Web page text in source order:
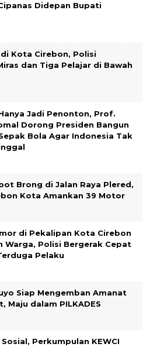
Didepan Bupati
di Kota Cirebon, Polisi
dan Tiga Pelajar di Bawah
Jadi Penonton, Prof.
Dorong Presiden Bangun
Bola Agar Indonesia Tak
Brong di Jalan Raya Plered,
Kota Amankan 39 Motor
di Pekalipan Kota Cirebon
Warga, Polisi Bergerak Cepat
Pelaku
Siap Mengemban Amanat
Maju dalam PILKADES
Perkumpulan KEWCI